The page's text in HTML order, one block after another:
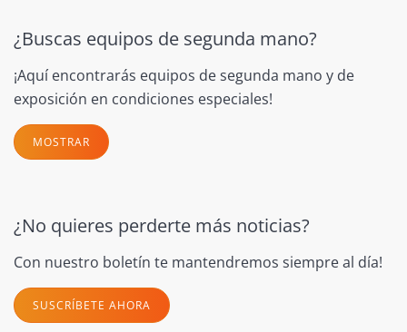
¿Buscas equipos de segunda mano?
¡Aquí encontrarás equipos de segunda mano y de
exposición en condiciones especiales!
MOSTRAR
¿No quieres perderte más noticias?
Con nuestro boletín te mantendremos siempre al día!
SUSCRÍBETE AHORA